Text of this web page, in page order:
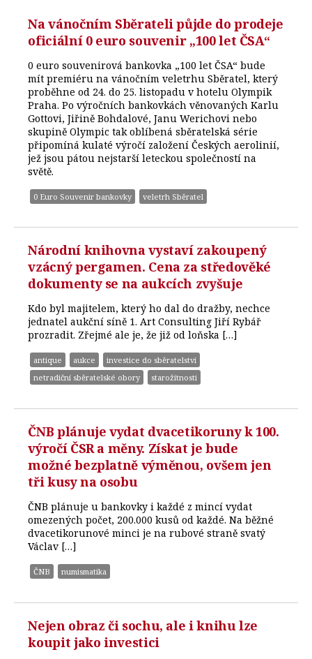
Na vánočním Sběrateli půjde do prodeje
oficiální 0 euro souvenir „100 let ČSA“
0 euro souvenirová bankovka „100 let ČSA“ bude
mít premiéru na vánočním veletrhu Sběratel, který
proběhne od 24. do 25. listopadu v hotelu Olympik
Praha. Po výročních bankovkách věnovaných Karlu
Gottovi, Jiřině Bohdalové, Janu Werichovi nebo
skupině Olympic tak oblíbená sběratelská série
připomíná kulaté výročí založení Českých aerolinií,
jež jsou pátou nejstarší leteckou společností na
světě.
0 Euro Souvenir bankovky veletrh Sběratel
Národní knihovna vystaví zakoupený
vzácný pergamen. Cena za středověké
dokumenty se na aukcích zvyšuje
Kdo byl majitelem, který ho dal do dražby, nechce
jednatel aukční síně 1. Art Consulting Jiří Rybář
prozradit. Zřejmé ale je, že již od loňska […]
antique aukce
investice do sběratelství
netradiční sběratelské obory
starožitnosti
ČNB plánuje vydat dvacetikoruny k 100.
výročí ČSR a měny. Získat je bude
možné bezplatně výměnou, ovšem jen
tři kusy na osobu
ČNB plánuje u bankovky i každé z mincí vydat
omezených počet, 200.000 kusů od každé. Na běžné
dvacetikorunové minci je na rubové straně svatý
Václav […]
ČNB numismatika
Nejen obraz či sochu, ale i knihu lze
koupit jako investici